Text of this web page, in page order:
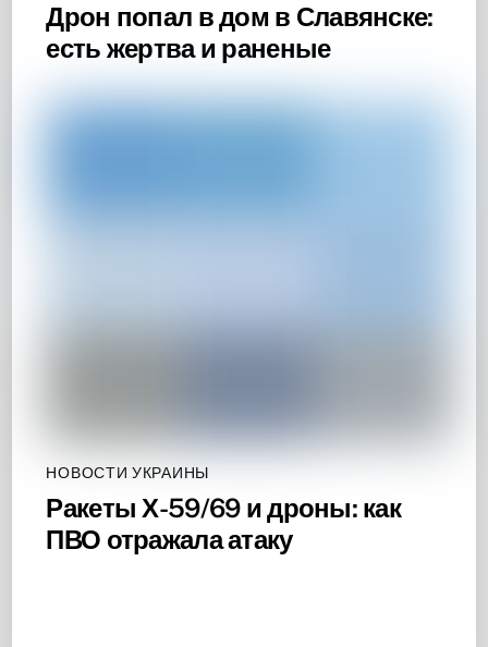
Дрон попал в дом в Славянске:
есть жертва и раненые
НОВОСТИ УКРАИНЫ
Ракеты Х-59/69 и дроны: как
ПВО отражала атаку